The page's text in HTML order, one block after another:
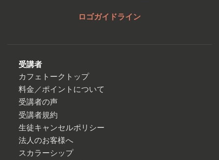
ロゴガイドライン
受講者
カフェトークトップ
料金／ポイントについて
受講者の声
受講者規約
生徒キャンセルポリシー
法人のお客様へ
スカラーシップ